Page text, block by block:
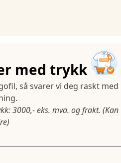
med trykk
så svarer vi deg raskt med
3000,- eks. mva. og frakt. (Kan